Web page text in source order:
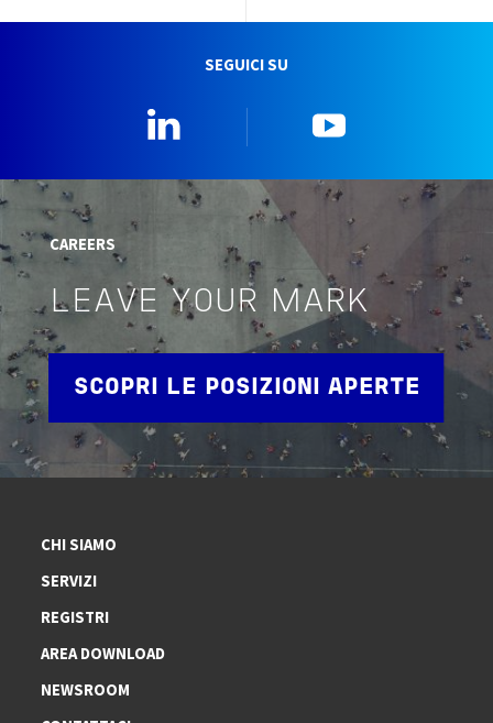
SEGUICI SU
CAREERS
LEAVE YOUR MARK
SCOPRI LE POSIZIONI APERTE
CHI SIAMO
SERVIZI
REGISTRI
AREA DOWNLOAD
NEWSROOM